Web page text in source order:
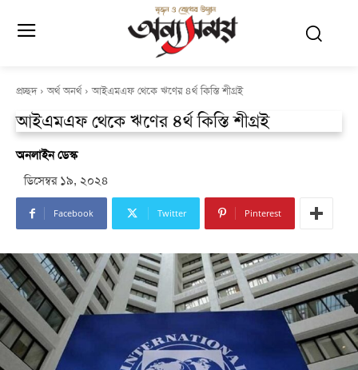
প্রচ্ছদ অর্থ অনর্থ আইএমএফ থেকে ঋণের ৪র্থ কিস্তি শীগ্রই
আইএমএফ থেকে ঋণের ৪র্থ কিস্তি শীগ্রই
অনলাইন ডেস্ক
ডিসেম্বর ১৯, ২০২৪
Facebook Twitter Pinterest